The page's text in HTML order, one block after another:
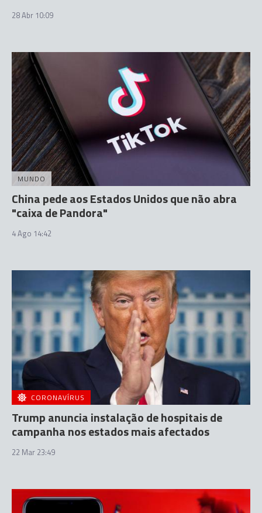
28 Abr 10:09
MUNDO
China pede aos Estados Unidos que não abra
"caixa de Pandora"
4 Ago 14:42
CORONAVÍRUS
Trump anuncia instalação de hospitais de
campanha nos estados mais afectados
22 Mar 23:49